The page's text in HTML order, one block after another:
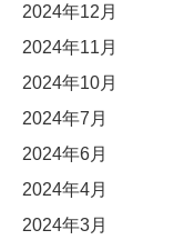
2024年12月
2024年11月
2024年10月
2024年7月
2024年6月
2024年4月
2024年3月